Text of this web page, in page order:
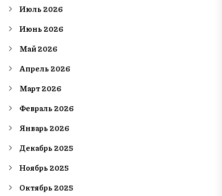
Июль 2026
Июнь 2026
Май 2026
Апрель 2026
Март 2026
Февраль 2026
Январь 2026
Декабрь 2025
Ноябрь 2025
Октябрь 2025